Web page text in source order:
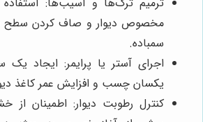
مخصوص دیوار و صاف کردن سطح با
سمباده.
اجرای آستر یا پرایمر: ایجاد
یکسان چسب و افزایش عمر کاغذ
کنترل رطوبت دیوار: اطمینان از